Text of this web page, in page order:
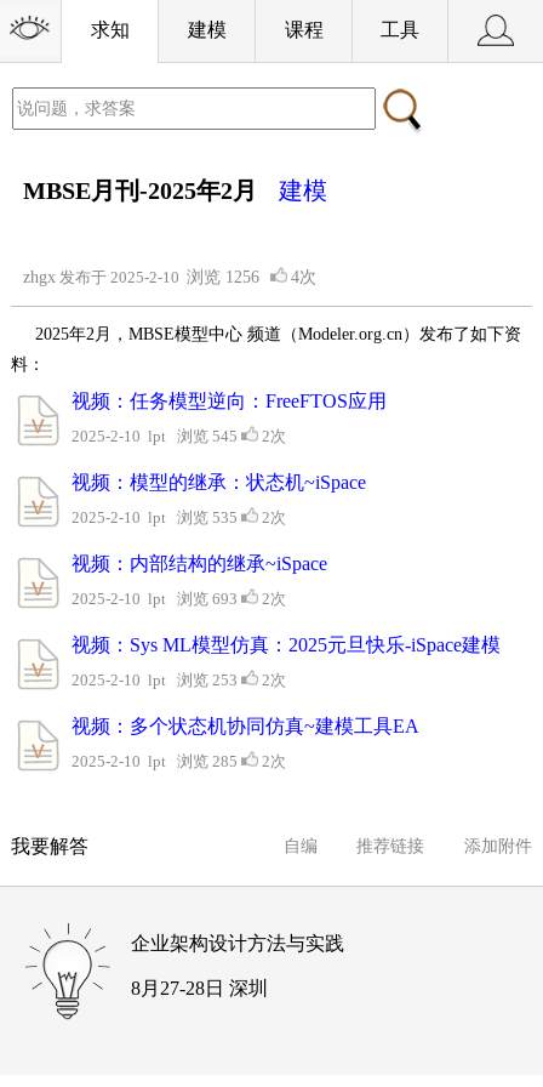
求知 建模 课程 工具
MBSE月刊-2025年2月 建模
zhgx 发布于 2025-2-10 浏览 1256 4次
2025年2月，MBSE模型中心 频道（Modeler.org.cn）发布了如下资
料：
视频：任务模型逆向：FreeFTOS应用
2025-2-10 lpt 浏览 545 2次
视频：模型的继承：状态机~iSpace
2025-2-10 lpt 浏览 535 2次
视频：内部结构的继承~iSpace
2025-2-10 lpt 浏览 693 2次
视频：Sys ML模型仿真：2025元旦快乐-iSpace建模
2025-2-10 lpt 浏览 253 2次
视频：多个状态机协同仿真~建模工具EA
2025-2-10 lpt 浏览 285 2次
我要解答 自编 推荐链接 添加附件
企业架构设计方法与实践
8月27-28日 深圳